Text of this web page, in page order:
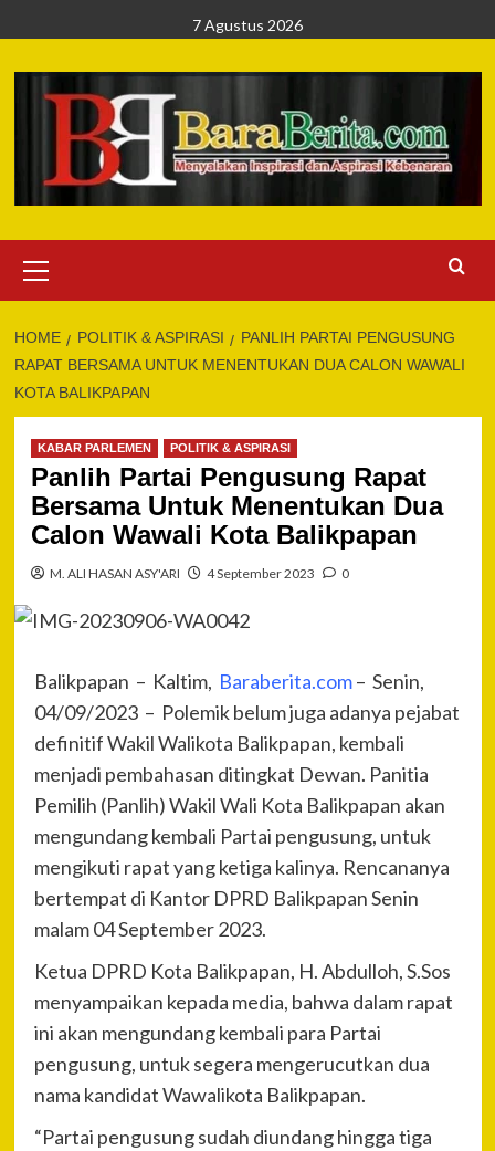
to
content
7 Agustus 2026
Menu
HOME POLITIK & ASPIRASI
PANLIH PARTAI PENGUSUNG
RAPAT BERSAMA UNTUK MENENTUKAN DUA CALON WAWALI
KOTA BALIKPAPAN
KABAR PARLEMEN POLITIK & ASPIRASI
Panlih Partai Pengusung Rapat
Bersama Untuk Menentukan Dua
Calon Wawali Kota Balikpapan
M. ALI HASAN ASY'ARI 4 September 2023 0
Balikpapan – Kaltim, Baraberita.com– Senin,
04/09/2023 – Polemik belum juga adanya pejabat
definitif Wakil Walikota Balikpapan, kembali
menjadi pembahasan ditingkat Dewan. Panitia
Pemilih (Panlih) Wakil Wali Kota Balikpapan akan
mengundang kembali Partai pengusung, untuk
mengikuti rapat yang ketiga kalinya. Rencananya
bertempat di Kantor DPRD Balikpapan Senin
malam 04 September 2023.
Ketua DPRD Kota Balikpapan, H. Abdulloh, S.Sos
menyampaikan kepada media, bahwa dalam rapat
ini akan mengundang kembali para Partai
pengusung, untuk segera mengerucutkan dua
nama kandidat Wawalikota Balikpapan.
“Partai pengusung sudah diundang hingga tiga